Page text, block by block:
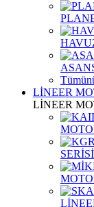
LİNEER
LİNEER